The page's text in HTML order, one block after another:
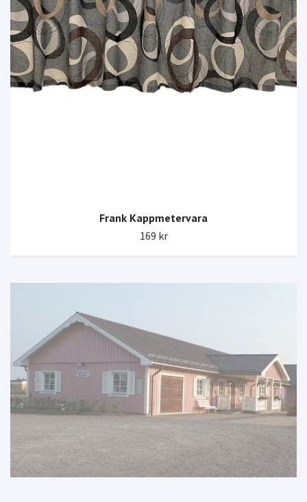
Frank Kappmetervara
169 kr